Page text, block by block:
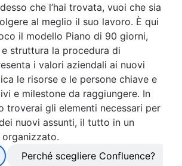
che l’hai trovata, vuoi che sia
al meglio il suo lavoro. È qui
il modello Piano di 90 giorni,
struttura la procedura di
i valori aziendali ai nuovi
le risorse e le persone chiave e
e milestone da raggiungere. In
troverai gli elementi necessari per
nuovi assunti, il tutto in un
Perché scegliere Confluence?